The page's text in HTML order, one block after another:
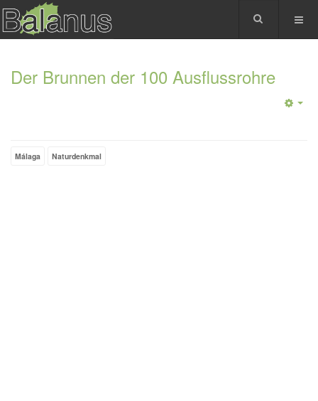
Der Brunnen der 100 Ausflussrohre
Málaga Naturdenkmal